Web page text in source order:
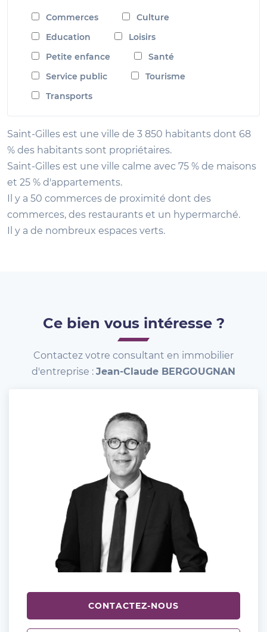
Commerces
Culture
Education
Loisirs
Petite enfance
Santé
Service public
Tourisme
Transports
Saint-Gilles est une ville de 3 850 habitants dont 68
% des habitants sont propriétaires.
Saint-Gilles est une ville calme avec 75 % de maisons
et 25 % d'appartements.
Il y a 50 commerces de proximité dont des
commerces, des restaurants et un hypermarché.
Il y a de nombreux espaces verts.
Ce bien vous intéresse ?
Contactez votre consultant en immobilier
d'entreprise : Jean-Claude BERGOUGNAN
CONTACTEZ-NOUS